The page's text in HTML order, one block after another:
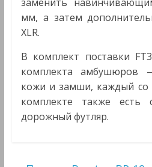
заменить
мм, а затем
XLR.
В комплект поставки
комплекта амбушюров
кожи и замши, каждый со
комплекте также есть
дорожный футляр.